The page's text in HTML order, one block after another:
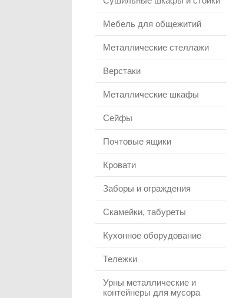
Мебель для общежитий
Металлические стеллажи
Верстаки
Металлические шкафы
Сейфы
Почтовые ящики
Кровати
Заборы и ограждения
Скамейки, табуреты
Кухонное оборудование
Тележки
Урны металлические и
контейнеры для мусора